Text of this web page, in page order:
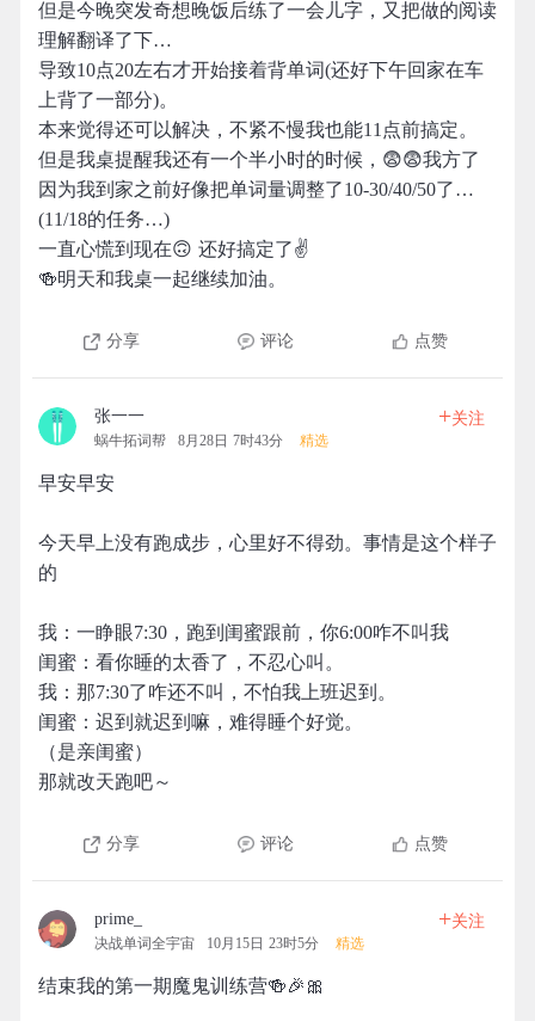
但是今晚突发奇想晚饭后练了一会儿字，又把做的阅读
理解翻译了下…
导致10点20左右才开始接着背单词(还好下午回家在车
上背了一部分)。
本来觉得还可以解决，不紧不慢我也能11点前搞定。
但是我桌提醒我还有一个半小时的时候，😨😨我方了
因为我到家之前好像把单词量调整了10-30/40/50了…
(11/18的任务…)
一直心慌到现在🙃 还好搞定了✌️
🍻明天和我桌一起继续加油。
分享 评论 点赞
张一一
蜗牛拓词帮 8月28日 7时43分 精选
+关注
早安早安
今天早上没有跑成步，心里好不得劲。事情是这个样子
的
我：一睁眼7:30，跑到闺蜜跟前，你6:00咋不叫我
闺蜜：看你睡的太香了，不忍心叫。
我：那7:30了咋还不叫，不怕我上班迟到。
闺蜜：迟到就迟到嘛，难得睡个好觉。
（是亲闺蜜）
那就改天跑吧～
分享 评论 点赞
prime_
决战单词全宇宙 10月15日 23时5分 精选
+关注
结束我的第一期魔鬼训练营🍻🎉🎀